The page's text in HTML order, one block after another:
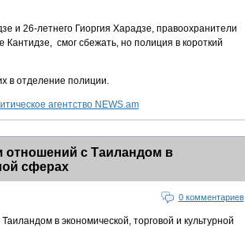
и 26-летнего Гиоргия Харадзе, правоохранители
смог сбежать, но полиция в короткий
в отделение полиции.
агентство NEWS.am
отношений с Таиландом в
сферах
0 комментариев
в экономической, торговой и культурной